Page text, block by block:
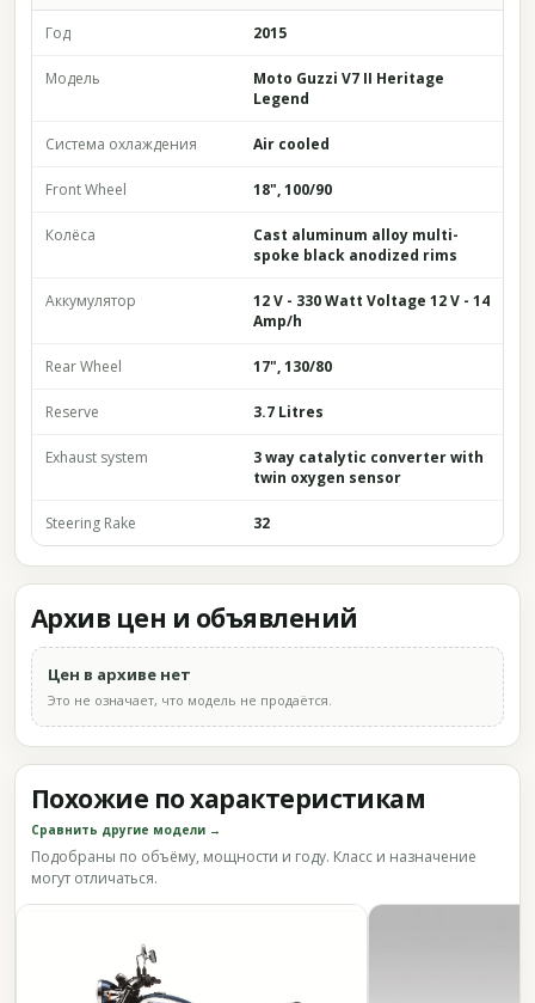
Год 2015
Модель
Moto Guzzi V7 II Heritage
Legend
Система охлаждения Air cooled
Front Wheel 18", 100/90
Колёса
Cast aluminum alloy multi-
spoke black anodized rims
Аккумулятор
12 V - 330 Watt Voltage 12 V - 14
Amp/h
Rear Wheel 17", 130/80
Reserve 3.7 Litres
Exhaust system
3 way catalytic converter with
twin oxygen sensor
Steering Rake 32
Архив цен и объявлений
Цен в архиве нет
Это не означает, что модель не продаётся.
Похожие по характеристикам
Сравнить другие модели →
Подобраны по объёму, мощности и году. Класс и назначение
могут отличаться.